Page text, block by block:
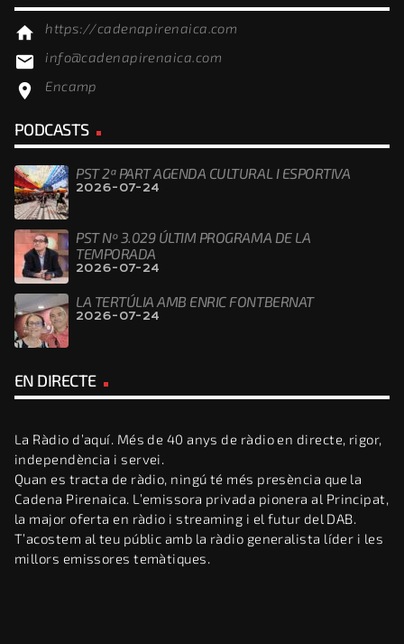
home https://cadenapirenaica.com
email info@cadenapirenaica.com
location_on Encamp
PODCASTS
PST 2ª PART AGENDA CULTURAL I ESPORTIVA
2026-07-24
PST Nº 3.029 ÚLTIM PROGRAMA DE LA
TEMPORADA
2026-07-24
LA TERTÚLIA AMB ENRIC FONTBERNAT
2026-07-24
EN DIRECTE
La Ràdio d’aquí. Més de 40 anys de ràdio en directe, rigor,
independència i servei.
Quan es tracta de ràdio, ningú té més presència que la
Cadena Pirenaica. L’emissora privada pionera al Principat,
la major oferta en ràdio i streaming i el futur del DAB.
T’acostem al teu públic amb la ràdio generalista líder i les
millors emissores temàtiques.